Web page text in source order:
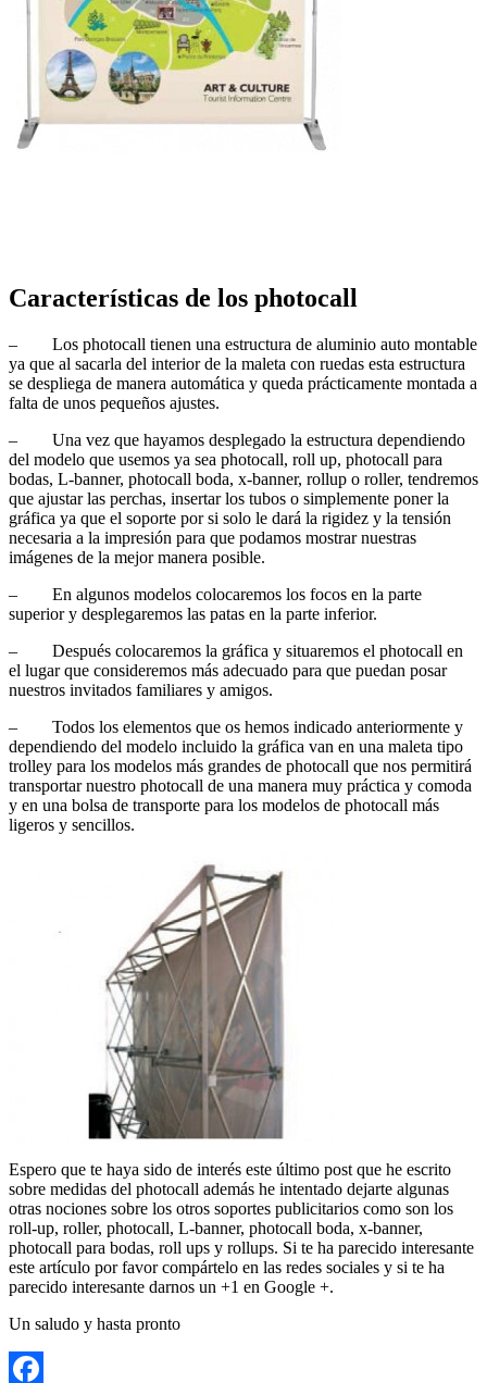
Características de los photocall
– Los photocall tienen una estructura de aluminio auto montable
ya que al sacarla del interior de la maleta con ruedas esta estructura
se despliega de manera automática y queda prácticamente montada a
falta de unos pequeños ajustes.
– Una vez que hayamos desplegado la estructura dependiendo
del modelo que usemos ya sea photocall, roll up, photocall para
bodas, L-banner, photocall boda, x-banner, rollup o roller, tendremos
que ajustar las perchas, insertar los tubos o simplemente poner la
gráfica ya que el soporte por si solo le dará la rigidez y la tensión
necesaria a la impresión para que podamos mostrar nuestras
imágenes de la mejor manera posible.
– En algunos modelos colocaremos los focos en la parte
superior y desplegaremos las patas en la parte inferior.
– Después colocaremos la gráfica y situaremos el photocall en
el lugar que consideremos más adecuado para que puedan posar
nuestros invitados familiares y amigos.
– Todos los elementos que os hemos indicado anteriormente y
dependiendo del modelo incluido la gráfica van en una maleta tipo
trolley para los modelos más grandes de photocall que nos permitirá
transportar nuestro photocall de una manera muy práctica y comoda
y en una bolsa de transporte para los modelos de photocall más
ligeros y sencillos.
Espero que te haya sido de interés este último post que he escrito
sobre medidas del photocall además he intentado dejarte algunas
otras nociones sobre los otros soportes publicitarios como son los
roll-up, roller, photocall, L-banner, photocall boda, x-banner,
photocall para bodas, roll ups y rollups. Si te ha parecido interesante
este artículo por favor compártelo en las redes sociales y si te ha
parecido interesante darnos un +1 en Google +.
Un saludo y hasta pronto